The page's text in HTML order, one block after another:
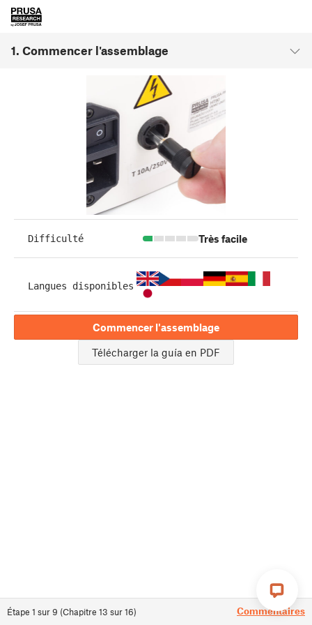
1. Commencer l'assemblage
Étape 1 sur9 (Chapitre 13 sur16) Commentaires
Difficulté Très facile
Langues disponibles
Commencer l'assemblage
Télécharger la guía en PDF